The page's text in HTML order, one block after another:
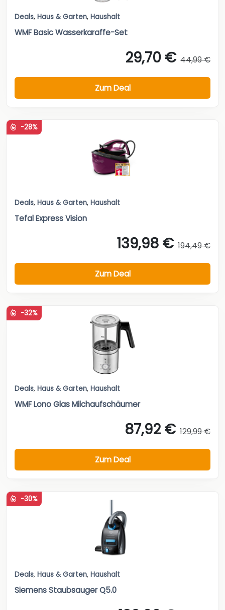
Deals, Haus & Garten, Haushalt
WMF Basic Wasserkaraffe-Set
29,70 € 44,99 €
Zum Deal
-28%
Deals, Haus & Garten, Haushalt
Tefal Express Vision
139,98 € 194,49 €
Zum Deal
-32%
Deals, Haus & Garten, Haushalt
WMF Lono Glas Milchaufschäumer
87,92 € 129,99 €
Zum Deal
-30%
Deals, Haus & Garten, Haushalt
Siemens Staubsauger Q5.0